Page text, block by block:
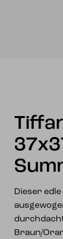
Dieser
Braun/